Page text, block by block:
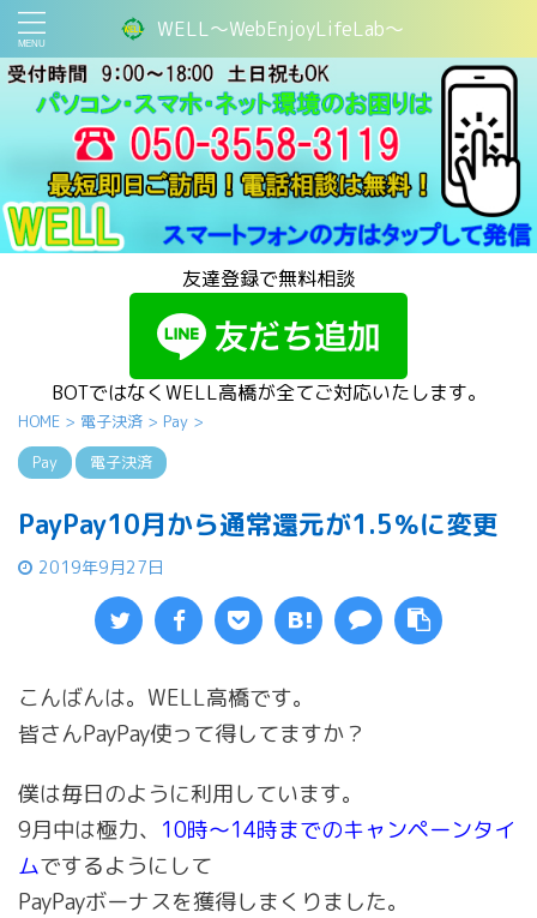
WELL～WebEnjoyLifeLab～
友達登録で無料相談
BOTではなくWELL高橋が全てご対応いたします。
HOME > 電子決済 > Pay >
Pay
電子決済
PayPay10月から通常還元が1.5％に変更
2019年9月27日
こんばんは。WELL高橋です。
皆さんPayPay使って得してますか？
僕は毎日のように利用しています。
9月中は極力、 10時～14時までのキャンペーンタイ
ムでするようにして
PayPayボーナスを獲得しまくりました。